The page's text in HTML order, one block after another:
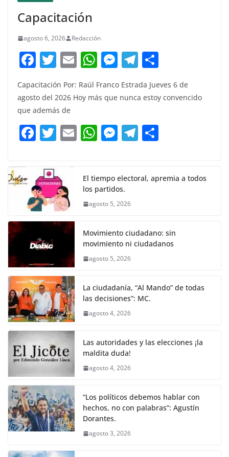
Capacitación
agosto 6, 2026 Redacción
F
a
c
e
b
o
k
T
itt
er
E
m
ai
W
at
A
p
M
ss
n
g
T
el
e
a
m
m
p
Capacitación Por: Raúl Franco Estrada Jueves 6 de
agosto del 2026 Hoy más que nunca estoy convencido
que además de
F
e
b
o
o
k
T
itt
er
E W
s
A
p
M
e
n
er
T
gr p
El tiempo electoral, apremia a todos
los partidos.
agosto 5, 2026
Movimiento ciudadano: sin
movimiento ni ciudadanos
agosto 5, 2026
La ciudadanía, “Al Mando” de todas
las decisiones”: MC.
agosto 4, 2026
Las autoridades y las elecciones ¡la
maldita duda!
agosto 4, 2026
“Los políticos debemos hablar con
hechos, no con palabras”: Agustín
Dorantes.
agosto 3, 2026